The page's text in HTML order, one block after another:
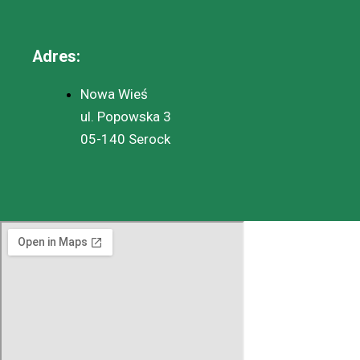
Adres:
Nowa Wieś
ul. Popowska 3
05-140 Serock